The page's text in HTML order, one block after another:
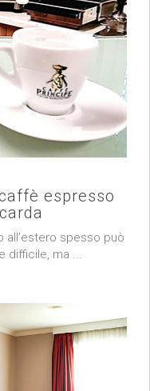
espresso
all’estero spesso può
difficile, ma ...